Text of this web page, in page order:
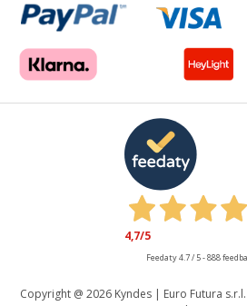
Copyright @ 2026 Kyndes | Euro Futura
4,7/5
Feedaty4.7/ 5-888